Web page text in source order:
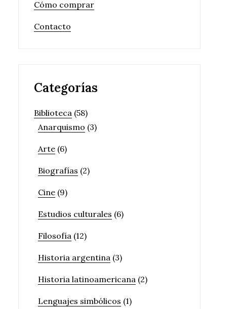
Cómo comprar
Contacto
Categorías
Biblioteca (58)
Anarquismo (3)
Arte (6)
Biografías (2)
Cine (9)
Estudios culturales (6)
Filosofía (12)
Historia argentina (3)
Historia latinoamericana (2)
Lenguajes simbólicos (1)